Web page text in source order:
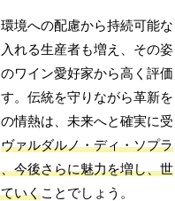
境への配慮から持続可能な
れる生産者も増え、その姿
ワイン愛好家から高く評価
。伝統を守りながら革新を
情熱は、未来へと確実に受
ヴァルダルノ・ディ・ソプラ
今後さらに魅力を増し、世
いくことでしょう。